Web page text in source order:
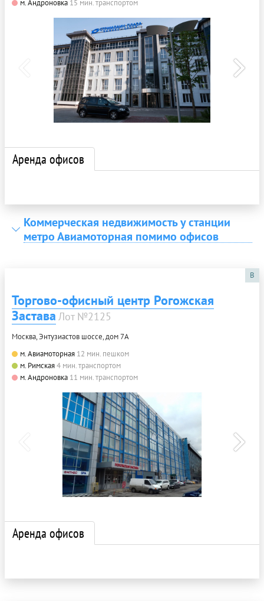
м. Андроновка 15 мин. транспортом
Аренда офисов
Коммерческая недвижимость у станции
метро Авиамоторная помимо офисов
B
Торгово-офисный центр Рогожская
Застава Лот №2125
Москва, Энтузиастов шоссе, дом 7А
м. Авиамоторная 12 мин. пешком
м. Римская4 мин. транспортом
м. Андроновка 11 мин. транспортом
Аренда офисов